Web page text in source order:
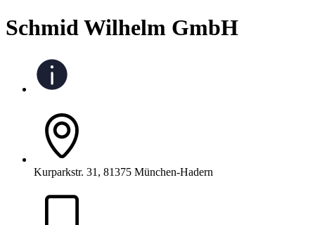
Schmid Wilhelm GmbH
Kurparkstr. 31, 81375 München-Hadern